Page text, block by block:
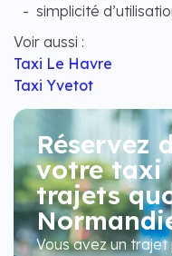
simplicité
Voir aussi :
Taxi Le Havre
Taxi Yvetot
Réservez
votre taxi
trajets
Vous avez un